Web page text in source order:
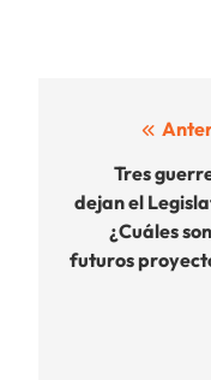
entradas
Tres
dejan el
¿Cuáles
futuros